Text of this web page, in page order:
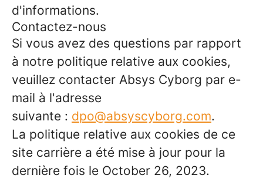
d'informations.
Contactez-nous
Si vous avez des questions par rapport
à notre politique relative aux cookies,
veuillez contacter Absys Cyborg par e-
mail à l'adresse
suivante : dpo@absyscyborg.com.
La politique relative aux cookies de ce
site carrière a été mise à jour pour la
dernière fois le October 26, 2023.